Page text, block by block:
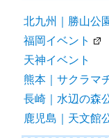
北九州｜勝山公
福岡イベント
天神イベント
熊本｜サクラマ
長崎｜水辺の森
鹿児島｜天文館